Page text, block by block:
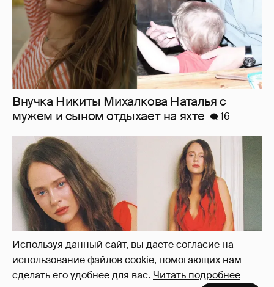
Используя данный сайт, вы даете согласие на
использование файлов cookie, помогающих нам
сделать его удобнее для вас. Читать подробнее
"Лолита". Аглая Тарасова снялась в мини-
платье с декольте и чулках
39